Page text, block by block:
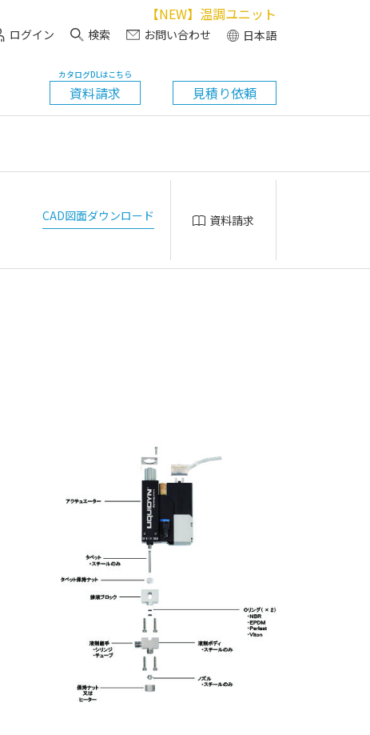
【NEW】温調ユニット
ログイン 検索 お問い合わせ 日本語
資料請求
カタログDLはこちら
見積り依頼
CAD図面ダウンロード 資料請求